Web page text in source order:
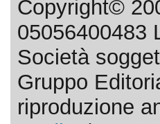
Copyright©
05056400483
Società
Gruppo
riproduzione